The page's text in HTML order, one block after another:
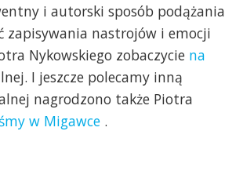
i autorski sposób podążania
zapisywania nastrojów i emocji
Nykowskiego zobaczycie na
I jeszcze polecamy inną
nagrodzono także Piotra
w Migawce .